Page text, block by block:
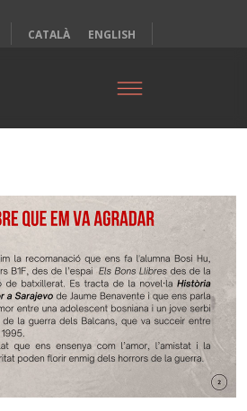
CATALÀ ENGLISH